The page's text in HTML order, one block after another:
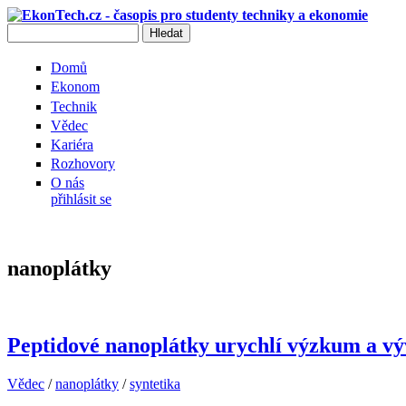
Přejít k hlavnímu obsahu
Domů
Ekonom
Technik
Vědec
Kariéra
Rozhovory
O nás
přihlásit se
nanoplátky
Peptidové nanoplátky urychlí výzkum a
Vědec /nanoplátky /syntetika